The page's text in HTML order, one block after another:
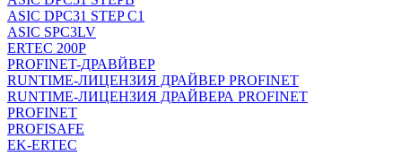
ASIC DPC31 STEP C1
ASIC SPC3LV
ERTEC 200P
PROFINET-ДРАВЙВЕР
RUNTIME-ЛИЦЕНЗИЯ ДРАЙВЕР PROFINET
RUNTIME-ЛИЦЕНЗИЯ ДРАЙВЕРА PROFINET
PROFINET
PROFISAFE
EK-ERTEC